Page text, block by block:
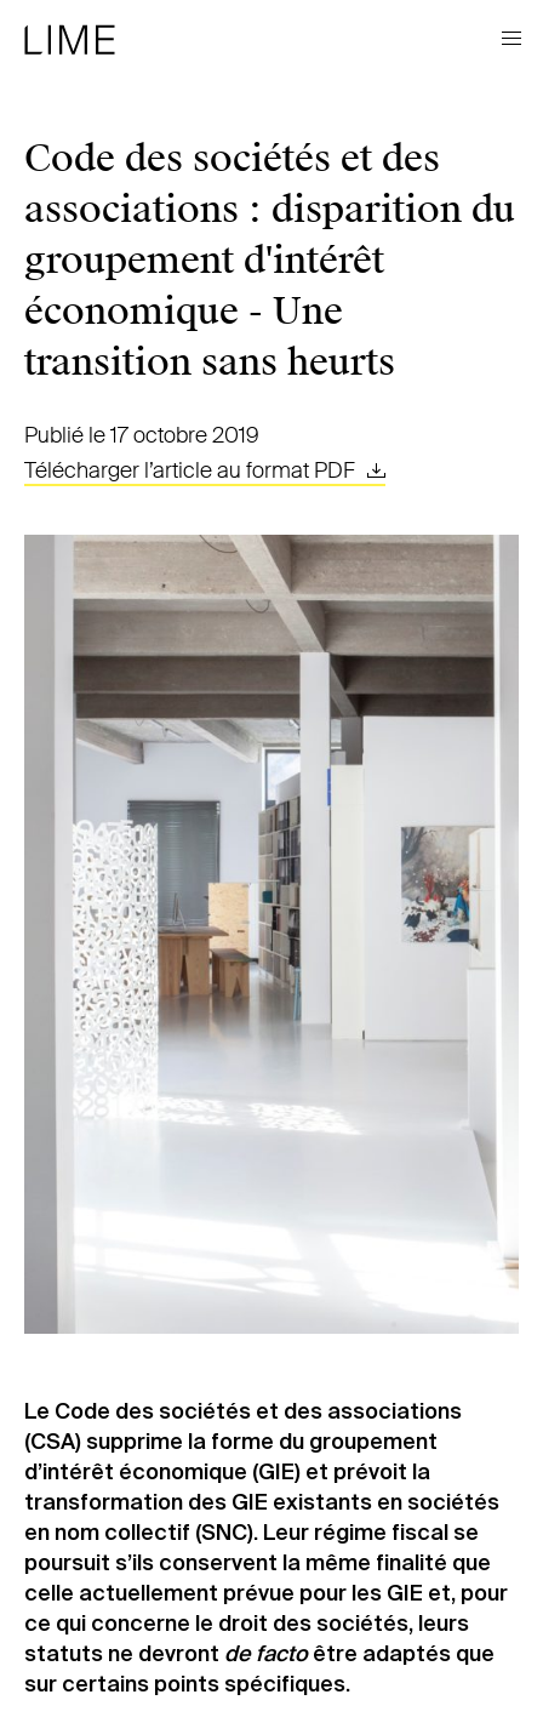
Code des sociétés et des
associations : disparition du
groupement d'intérêt
économique - Une
transition sans heurts
Publié le 17 octobre 2019
Télécharger l’article au format PDF
Le Code des sociétés et des associations
(CSA) supprime la forme du groupement
d’intérêt économique (GIE) et prévoit la
transformation des GIE existants en sociétés
en nom collectif (SNC). Leur régime fiscal se
poursuit s’ils conservent la même finalité que
celle actuellement prévue pour les GIE et, pour
ce qui concerne le droit des sociétés, leurs
statuts ne devront de factoêtre adaptés que
sur certains points spécifiques.